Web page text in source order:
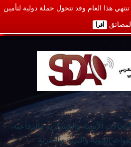
هذا العام وقد تتحول حملة دولية لتأمين
أقرأ
الأمنية والعسكرية والدفاعية،
الجوية والبرية والبحرية